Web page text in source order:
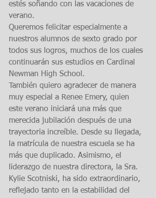
estés soñando con las vacaciones de
verano.
Queremos felicitar especialmente a
nuestros alumnos de sexto grado por
todos sus logros, muchos de los cuales
continuarán sus estudios en Cardinal
Newman High School.
También quiero agradecer de manera
muy especial a Renee Emery, quien
este verano iniciará una más que
merecida jubilación después de una
trayectoria increíble. Desde su llegada,
la matrícula de nuestra escuela se ha
más que duplicado. Asimismo, el
liderazgo de nuestra directora, la Sra.
Kylie Scotniski, ha sido extraordinario,
reflejado tanto en la estabilidad del